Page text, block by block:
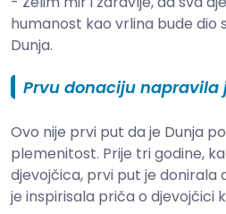
humanost kao vrlina bude dio
Dunja.
Prvu donaciju napravila
Ovo nije prvi put da je Dunja
plemenitost. Prije tri godine,
djevojčica, prvi put je donirala
je inspirisala priča o djevojčici